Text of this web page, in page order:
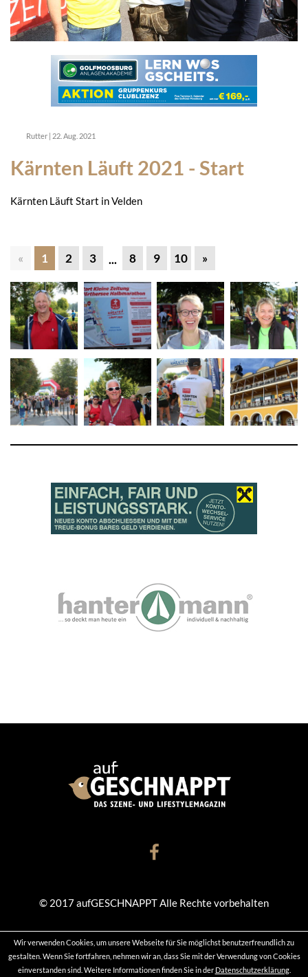
Wir verwenden Cookies, um unsere Webseite für Sie möglichst benutzerfreundlich zu
gestalten. Wenn Sie fortfahren, nehmen wir an, dass Sie mit der Verwendung von Cookies
einverstanden sind. Weitere Informationen finden Sie in der Datenschutzerklärung.
Rutter | 22. Aug. 2021
Kärnten Läuft 2021 - Start
Kärnten Läuft Start in Velden
« 1 2 3 ... 8 9 10 »
© 2017 aufGESCHNAPPT Alle Rechte vorbehalten
KONTAKT DATENSCHUTZ IMPRESSUM